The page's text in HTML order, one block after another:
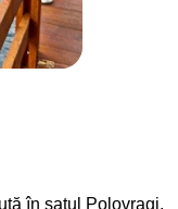
în satul Polovragi,